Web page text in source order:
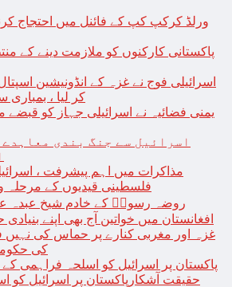
ورلڈ کرکپ کپ کے فائنل میں احتجاج
پاکستانی کارکنوں کو ملازمت دینے کے
اسرائیلی فوج نے غزہ کے انڈونیشین
کر لیا ، بمباری سے
یمنی فضائیہ نے اسرائیلی جہاز کو قبضے
اسرائیل سے جنگ بندی
مذاکرات میں اہم پیشرفت ،
فلسطینی قیدیوں کے مرحلہ
روضہ رسولؐ کے خادم شیخ عبدہ
افغانستان میں خواتین آج بھی اپنے
غزہ اور مغربی کنارے پر حماس کی نہیں
کی
پاکستان پر اسرائیل کو اسلحہ فراہمی کے
حقیقت آشکارپاکستان پر اسرائیل کو